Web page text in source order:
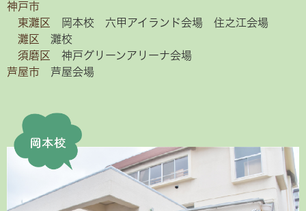
神戸市
東灘区
岡本校 六甲アイランド会場
住之江会場
灘区 灘校
須磨区 神戸グリーンアリーナ会場
芦屋市 芦屋会場